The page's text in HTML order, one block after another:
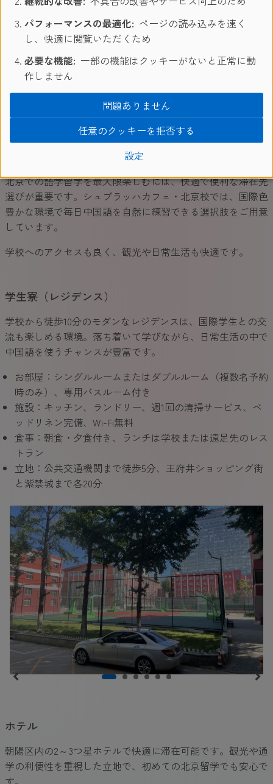
修了証
最終日には、受講コース・レベル・学習時間・出席率を明記
した、シュプラッハカフェの修了証を授与。大学や就職先に
提出できる正式な証明書として、語学留学の成果をアピール
できます。
北京での語学留学を最大限楽しむには、快適で便利な滞在先
選びが重要です。シュプラッハカフェ・北京校では、国際色
豊かな環境で毎日中国語を自然に練習できる選択肢をご用意
しています。
学校へのアクセスも良く、観光や日常生活も快適です。
学生寮（レジデンス）
学校から徒歩10分のモダンなレジデンスは、国際学生との交
流も楽しめる環境。落ち着いて学びながら、日常生活の中で
中国語を使うチャンスが豊富です。
お部屋：シングルルームまたはダブルルーム（複数名予約
時のみ）、専用バスルーム付き
施設：キッチン、ランドリー、週1回の清掃サービス、ベ
ッドリネン完備、Wi-Fi無料
食事：朝食・夕食付き、ランチは学校または遠足先のレス
トラン
立地：公共交通機関まで徒歩5分、王府井ショッピング街
と紫禁城まで各20分
ホテル
朝陽区内の2～3つ星ホテルで快適に滞在可能です。観光や通
学の利便性を重視した立地で、初めての北京留学でも安心で
す。
パフォーマンスの最適化: ページの読み込みを速く
し、快適に閲覧いただくため
必要な機能: 一部の機能はクッキーがないと正常に動
作しません
設定
任意のクッキーを拒否する
問題ありません